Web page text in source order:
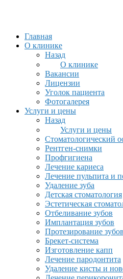
Главная
О клинике
Назад
О клинике
Вакансии
Лицензии
Уголок пациента
Фотогалерея
Услуги и цены
Назад
Услуги и цены
Стоматологический
Рентген-снимки
Профгигиена
Лечение кариеса
Лечение пульпита и
Удаление зуба
Детская стоматология
Эстетическая
Отбеливание зубов
Имплантация зубов
Протезирование зубов
Брекет-система
Изготовление капп
Лечение пародонтита
Удаление кисты и